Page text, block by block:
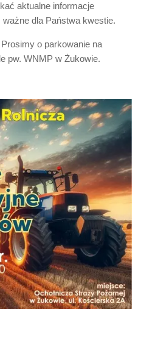
aktualne informacje
dla Państwa kwestie.
Prosimy o parkowanie na
pw. WNMP w Żukowie.